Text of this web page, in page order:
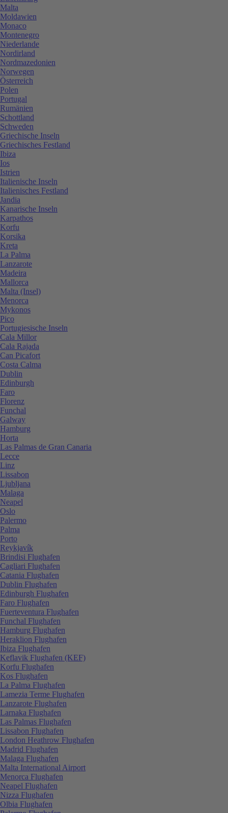
Malta
Moldawien
Monaco
Montenegro
Niederlande
Nordirland
Nordmazedonien
Norwegen
Österreich
Polen
Portugal
Rumänien
Schottland
Schweden
Griechische Inseln
Griechisches Festland
Ibiza
Ios
Istrien
Italienische Inseln
Italienisches Festland
Jandia
Kanarische Inseln
Karpathos
Korfu
Korsika
Kreta
La Palma
Lanzarote
Madeira
Mallorca
Malta (Insel)
Menorca
Mykonos
Pico
Portugiesische Inseln
Cala Millor
Cala Rajada
Can Picafort
Costa Calma
Dublin
Edinburgh
Faro
Florenz
Funchal
Galway
Hamburg
Horta
Las Palmas de Gran Canaria
Lecce
Linz
Lissabon
Ljubljana
Malaga
Neapel
Oslo
Palermo
Palma
Porto
Reykjavík
Brindisi Flughafen
Cagliari Flughafen
Catania Flughafen
Dublin Flughafen
Edinburgh Flughafen
Faro Flughafen
Fuerteventura Flughafen
Funchal Flughafen
Hamburg Flughafen
Heraklion Flughafen
Ibiza Flughafen
Keflavik Flughafen (KEF)
Korfu Flughafen
Kos Flughafen
La Palma Flughafen
Lamezia Terme Flughafen
Lanzarote Flughafen
Larnaka Flughafen
Las Palmas Flughafen
Lissabon Flughafen
London Heathrow Flughafen
Madrid Flughafen
Malaga Flughafen
Malta International Airport
Menorca Flughafen
Neapel Flughafen
Nizza Flughafen
Olbia Flughafen